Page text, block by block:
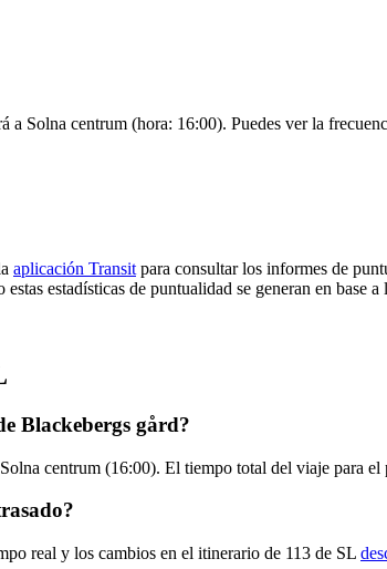
Solna centrum (hora: 16:00). Puedes ver la
aplicación Transit para consultar los informes de
estadísticas de puntualidad se generan en base
Blackebergs gård?
centrum (16:00). El tiempo total del viaje para el
real y los cambios en el itinerario de 113 de SL